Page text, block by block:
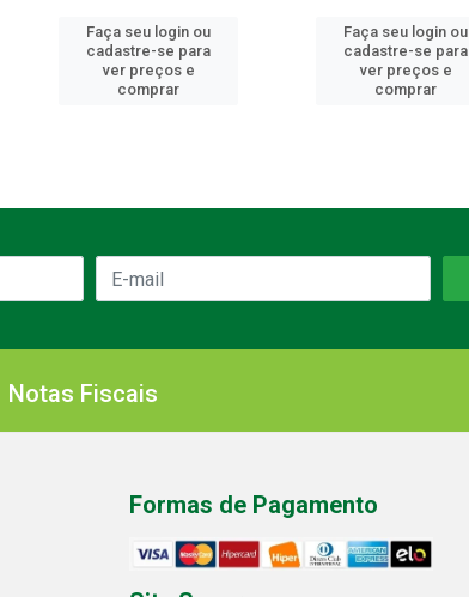
Faça seu login ou
cadastre-se para
ver preços e
comprar
Faça seu login ou
cadastre-se para
ver preços e
comprar
Notas Fiscais
Formas de Pagamento